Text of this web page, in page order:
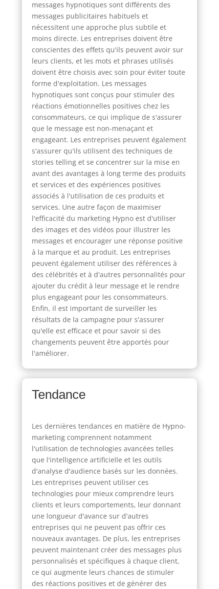
messages hypnotiques sont différents des
messages publicitaires habituels et
nécessitent une approche plus subtile et
moins directe. Les entreprises doivent être
conscientes des effets qu'ils peuvent avoir sur
leurs clients, et les mots et phrases utilisés
doivent être choisis avec soin pour éviter toute
forme d'exploitation. Les messages
hypnotiques sont conçus pour stimuler des
réactions émotionnelles positives chez les
consommateurs, ce qui implique de s'assurer
que le message est non-menaçant et
engageant. Les entreprises peuvent également
s'assurer qu'ils utilisent des techniques de
stories telling et se concentrer sur la mise en
avant des avantages à long terme des produits
et services et des expériences positives
associés à l'utilisation de ces produits et
services. Une autre façon de maximiser
l'efficacité du marketing Hypno est d'utiliser
des images et des vidéos pour illustrer les
messages et encourager une réponse positive
à la marque et au produit. Les entreprises
peuvent également utiliser des références à
des célébrités et à d'autres personnalités pour
ajouter du crédit à leur message et le rendre
plus engageant pour les consommateurs.
Enfin, il est important de surveiller les
résultats de la campagne pour s'assurer
qu'elle est efficace et pour savoir si des
changements peuvent être apportés pour
l'améliorer.
Tendance
Les dernières tendances en matière de Hypno-
marketing comprennent notamment
l'utilisation de technologies avancées telles
que l'intelligence artificielle et les outils
d'analyse d'audience basés sur les données.
Les entreprises peuvent utiliser ces
technologies pour mieux comprendre leurs
clients et leurs comportements, leur donnant
une longueur d'avance sur d'autres
entreprises qui ne peuvent pas offrir ces
nouveaux avantages. De plus, les entreprises
peuvent maintenant créer des messages plus
personnalisés et spécifiques à chaque client,
ce qui augmente leurs chances de stimuler
des réactions positives et de générer des